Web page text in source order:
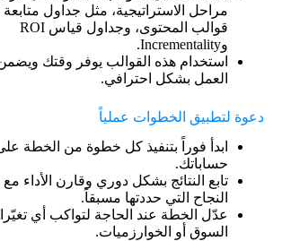
مراحل الاستراتيجية، مثل جداول متابعة
قوالب المحتوى، وجداول قياس ROI
وIncrementality.
استخدام هذه القوالب يوفر وقتك
العمل بشكل احترافي.
دعوة لتطبيق الخطوات عملياً
ابدأ فوراً بتنفيذ كل خطوة من الخطة
حساباتك.
تابع النتائج بشكل دوري وقارن الأداء
النجاح التي حددتها مسبقاً.
عدّل الخطة عند الحاجة لتواكب أي
السوق أو الخوارزميات.